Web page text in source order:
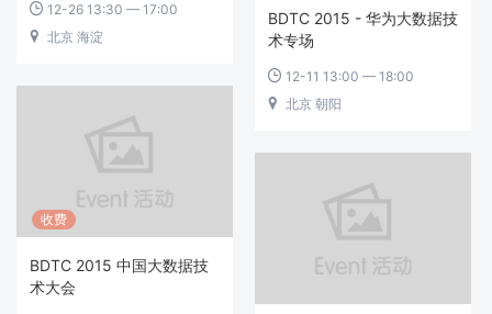
 12-26 13:30 — 17:00
 北京 海淀
BDTC 2015 - 华为大数据技
术专场
 12-11 13:00 — 18:00
 北京 朝阳
收费
BDTC 2015 中国大数据技
术大会